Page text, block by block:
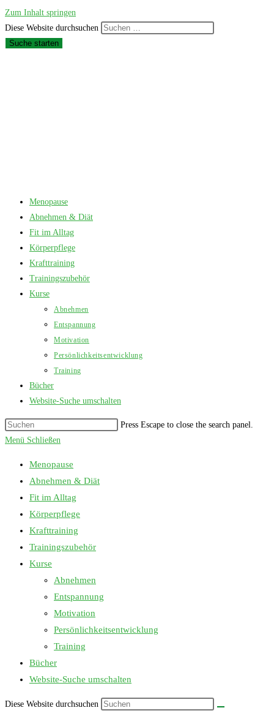
Zum Inhalt springen
Diese Website durchsuchen
Suche starten
Menopause
Abnehmen & Diät
Fit im Alltag
Körperpflege
Krafttraining
Trainingszubehör
Kurse
Abnehmen
Entspannung
Motivation
Persönlichkeitsentwicklung
Training
Bücher
Website-Suche umschalten
Press Escape to close the search panel.
Menü Schließen
Menopause
Abnehmen & Diät
Fit im Alltag
Körperpflege
Krafttraining
Trainingszubehör
Kurse
Abnehmen
Entspannung
Motivation
Persönlichkeitsentwicklung
Training
Bücher
Website-Suche umschalten
Diese Website durchsuchen